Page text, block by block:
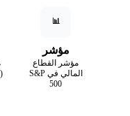
📊
مؤشر
مؤشر القطاع
المالي في S&P
500